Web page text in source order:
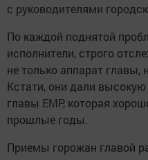
с руководителями
По каждой поднятой
исполнители, строго
не только аппарат главы,
Кстати, они дали
главы ЕМР, которая
прошлые годы.
Приемы горожан главой